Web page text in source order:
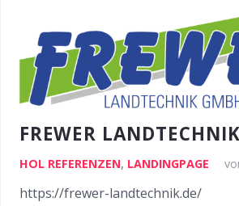
FREWER LANDTECHNIK
HOL REFERENZEN, LANDINGPAGE
https://frewer-landtechnik.de/